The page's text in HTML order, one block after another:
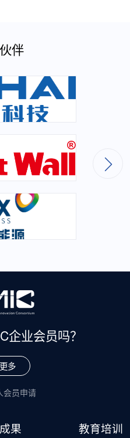
伴
企业会员吗？
多
会员申请
果 教育培训